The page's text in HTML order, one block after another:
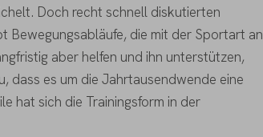
Doch recht schnell diskutierten
Bewegungsabläufe, die mit der Sportart an
aber helfen und ihn unterstützen,
dass es um die Jahrtausendwende eine
hat sich die Trainingsform in der